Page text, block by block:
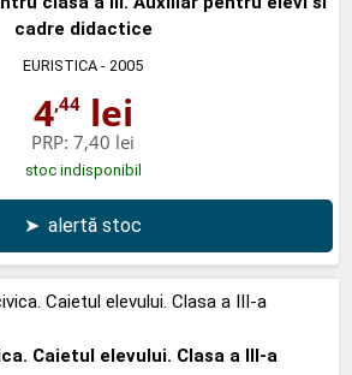
cadre didactice
EURISTICA - 2005
4,44lei
PRP: 7,40 lei
stoc indisponibil
➤ alertă stoc
Caietul elevului. Clasa a III-a